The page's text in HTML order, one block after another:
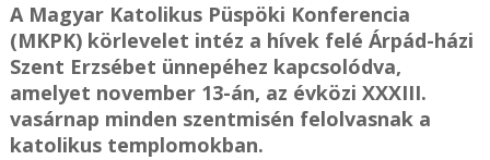
A Magyar Katolikus Püspöki Konferencia
(MKPK) körlevelet intéz a hívek felé Árpád-házi
Szent Erzsébet ünnepéhez kapcsolódva,
amelyet november 13-án, az évközi XXXIII.
vasárnap minden szentmisén felolvasnak a
katolikus templomokban.